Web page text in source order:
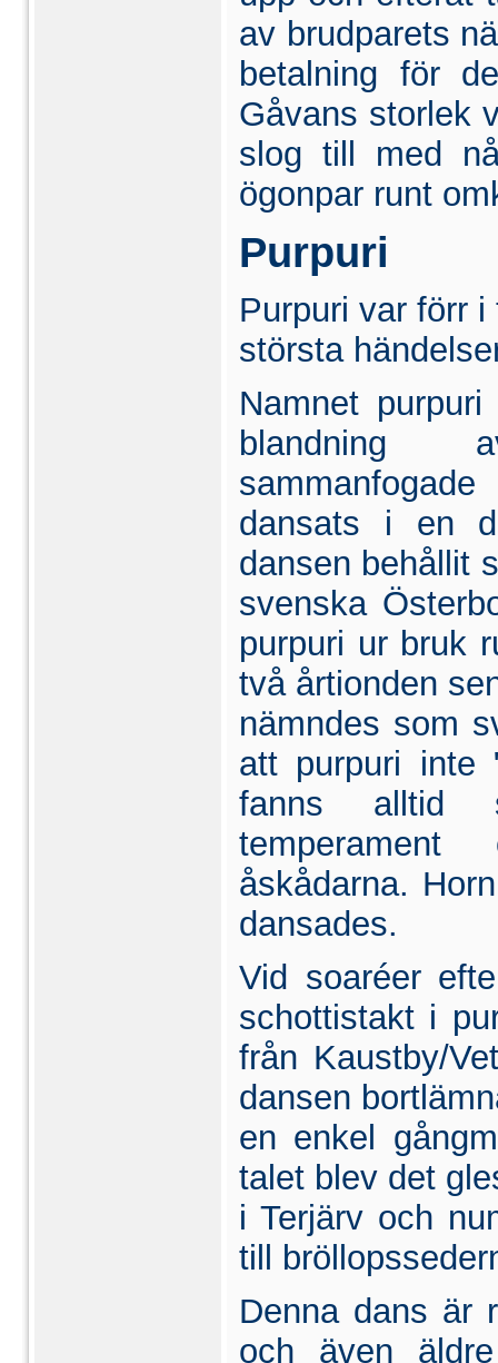
av brudparets
betalning för
Gåvans storlek
slog till med
ögonpar runt
Purpuri
Purpuri var förr
största
Namnet
blandning
dansats i en
dansen be­hållit
svenska
purpuri ur bruk
två årti­onden
nämndes som
att purpuri inte
fanns alltid
åskådarna.
dansades.
Vid soaréer
schottistakt i
från Kaustby/
dansen
en enkel
talet blev det
i Terjärv och
till
Denna dans är
och även